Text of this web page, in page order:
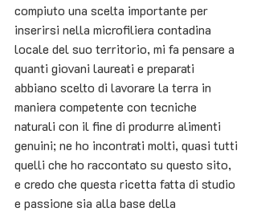
compiuto una scelta importante per
inserirsi nella microfiliera contadina
locale del suo territorio, mi fa pensare a
quanti giovani laureati e preparati
abbiano scelto di lavorare la terra in
maniera competente con tecniche
naturali con il fine di produrre alimenti
genuini; ne ho incontrati molti, quasi tutti
quelli che ho raccontato su questo sito,
e credo che questa ricetta fatta di studio
e passione sia alla base della